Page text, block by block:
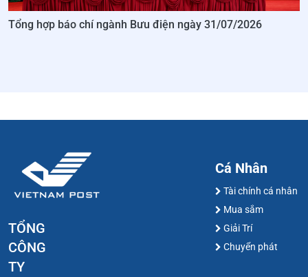
Tổng hợp báo chí ngành Bưu điện ngày 31/07/2026
TỔNG
CÔNG
TY
Cá Nhân
Tài chính cá nhân
Mua sắm
Giải Trí
Chuyển phát